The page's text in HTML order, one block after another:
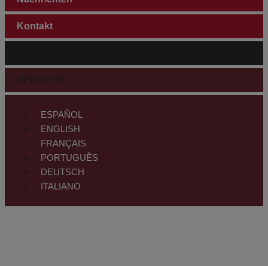
Kontakt
SPRACHE
ESPAÑOL
ENGLISH
FRANÇAIS
PORTUGUÊS
DEUTSCH
ITALIANO